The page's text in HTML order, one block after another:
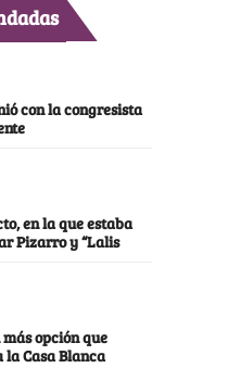
con la congresista
en la que estaba
Pizarro y “Lalis
opción que
Casa Blanca